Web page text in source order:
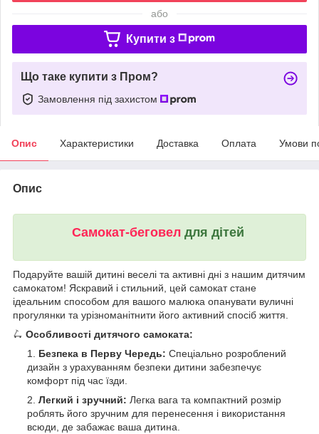
або
Купити з
Що таке купити з Пром?
Замовлення під захистом
Опис Характеристики Доставка Оплата Умови
Опис
Самокат-беговелдля дітей
Подаруйте вашій дитині веселі та активні дні з нашим дитячим
самокатом! Яскравий і стильний, цей самокат стане
ідеальним способом для вашого малюка опанувати вуличні
прогулянки та урізноманітнити його активний спосіб життя.
🛴 Особливості дитячого самоката:
Безпека в Перву Чередь: Спеціально розроблений
дизайн з урахуванням безпеки дитини забезпечує
комфорт під час їзди.
Легкий і зручний: Легка вага та компактний розмір
роблять його зручним для перенесення і використання
всюди, де забажає ваша дитина.